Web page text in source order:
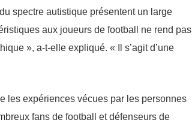
spectre autistique présentent un large
aux joueurs de football ne rend pas
», a-t-elle expliqué. « Il s’agit d’une
les expériences vécues par les personnes
fans de football et défenseurs de